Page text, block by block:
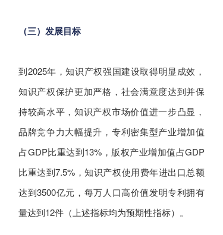
（三）发展目标
到2025年，知识产权强国建设取得明显成效，
知识产权保护更加严格，社会满意度达到并保
持较高水平，知识产权市场价值进一步凸显，
品牌竞争力大幅提升，专利密集型产业增加值
占GDP比重达到13%，版权产业增加值占GDP
比重达到7.5%，知识产权使用费年进出口总额
达到3500亿元，每万人口高价值发明专利拥有
量达到12件（上述指标均为预期性指标）。